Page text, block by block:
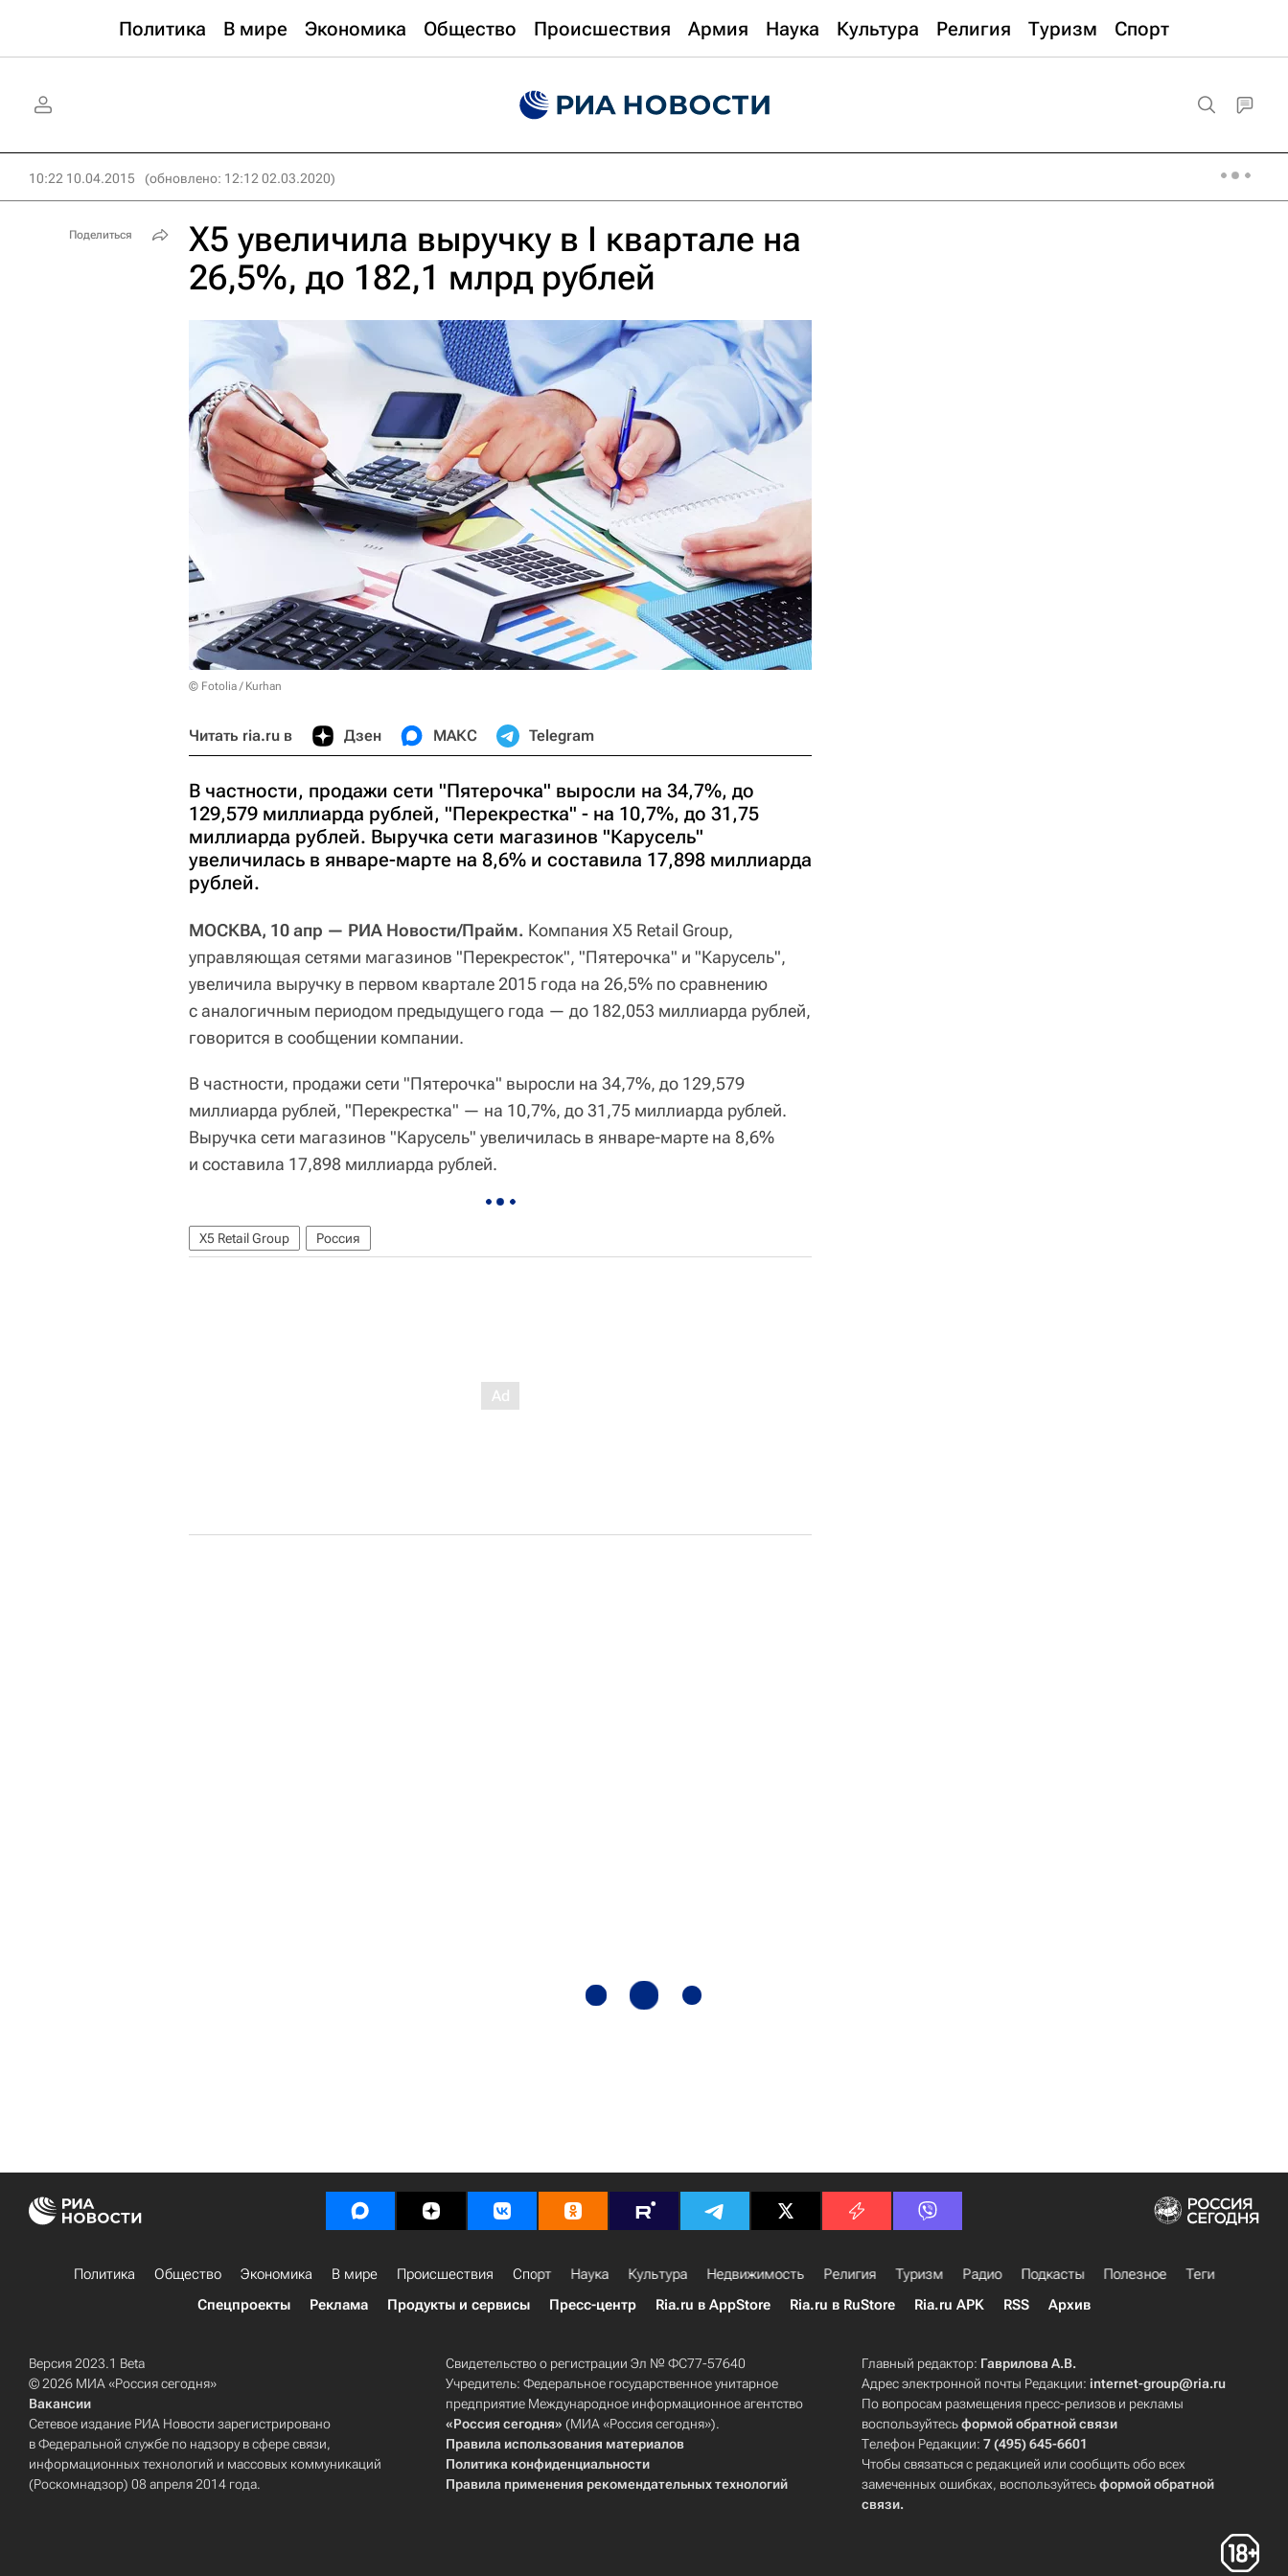
Политика В мире Экономика Общество Происшествия Армия Наука Культура Религия Туризм Спорт
10:22 10.04.2015 (обновлено: 12:12 02.03.2020)
X5 увеличила выручку в I квартале на
26,5%, до 182,1 млрд рублей
© Fotolia / Kurhan
Читать ria.ru в Дзен МАКС Telegram
В частности, продажи сети "Пятерочка" выросли на 34,7%, до
129,579 миллиарда рублей, "Перекрестка" - на 10,7%, до 31,75
миллиарда рублей. Выручка сети магазинов "Карусель"
увеличилась в январе-марте на 8,6% и составила 17,898 миллиарда
рублей.
МОСКВА, 10 апр — РИА Новости/Прайм. Компания X5 Retail Group,
управляющая сетями магазинов "Перекресток", "Пятерочка" и "Карусель",
увеличила выручку в первом квартале 2015 года на 26,5% по сравнению
с аналогичным периодом предыдущего года — до 182,053 миллиарда рублей,
говорится в сообщении компании.
В частности, продажи сети "Пятерочка" выросли на 34,7%, до 129,579
миллиарда рублей, "Перекрестка" — на 10,7%, до 31,75 миллиарда рублей.
Выручка сети магазинов "Карусель" увеличилась в январе-марте на 8,6%
и составила 17,898 миллиарда рублей.
X5 Retail Group Россия
Поделиться
Политика Общество Экономика В мире Происшествия Спорт Наука Культура Недвижимость Религия Туризм Радио Подкасты Полезное
Теги
Спецпроекты
Реклама Продукты и сервисы Пресс-центр Ria.ru в AppStore Ria.ru в RuStore Ria.ru APK RSS Архив
Версия 2023.1 Beta
© 2026 МИА «Россия сегодня»
Вакансии
Сетевое издание РИА Новости зарегистрировано
в Федеральной службе по надзору в сфере связи,
информационных технологий и массовых коммуникаций
(Роскомнадзор) 08 апреля 2014 года.
Свидетельство о регистрации Эл № ФС77-57640
Учредитель: Федеральное государственное унитарное
предприятие Международное информационное агентство
«Россия сегодня» (МИА «Россия сегодня»).
Правила использования материалов
Политика конфиденциальности
Правила применения рекомендательных технологий
Главный редактор: Гаврилова А.В.
Адрес электронной почты Редакции:internet-group@ria.ru
По вопросам размещения пресс-релизов и рекламы
воспользуйтесьформой обратной связи
Телефон Редакции:7 (495) 645-6601
Чтобы связаться с редакцией или сообщить обо всех
замеченных ошибках, воспользуйтесьформой обратной
связи.